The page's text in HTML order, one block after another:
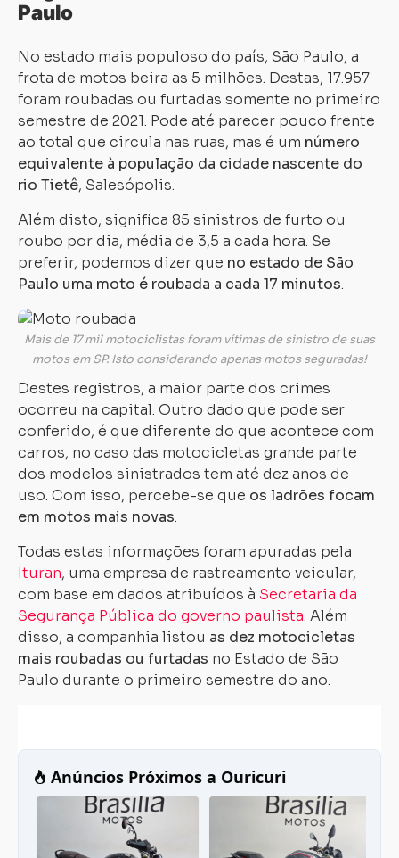
Paulo
No estado mais populoso do país, São Paulo, a
frota de motos beira as 5 milhões. Destas, 17.957
foram roubadas ou furtadas somente no primeiro
semestre de 2021. Pode até parecer pouco frente
ao total que circula nas ruas, mas é um número
equivalente à população da cidade nascente do
rio Tietê, Salesópolis.
Além disto, significa 85 sinistros de furto ou
roubo por dia, média de 3,5 a cada hora. Se
preferir, podemos dizer que no estado de São
Paulo uma moto é roubada a cada 17 minutos.
Mais de 17 mil motociclistas foram vítimas de sinistro de suas
motos em SP. Isto considerando apenas motos seguradas!
Destes registros, a maior parte dos crimes
ocorreu na capital. Outro dado que pode ser
conferido, é que diferente do que acontece com
carros, no caso das motocicletas grande parte
dos modelos sinistrados tem até dez anos de
uso. Com isso, percebe-se que os ladrões focam
em motos mais novas.
Todas estas informações foram apuradas pela
Ituran, uma empresa de rastreamento veicular,
com base em dados atribuídos à Secretaria da
Segurança Pública do governo paulista. Além
disso, a companhia listou as dez motocicletas
mais roubadas ou furtadas no Estado de São
Paulo durante o primeiro semestre do ano.